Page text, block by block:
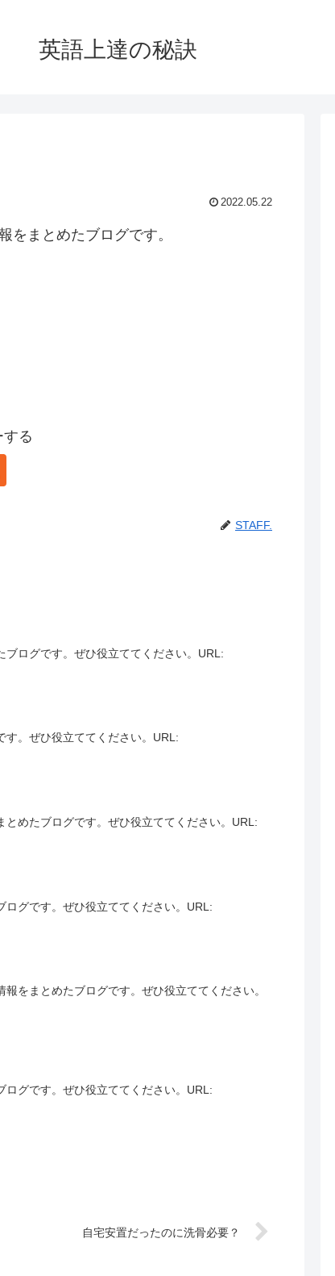
英語上達の秘訣
2022.05.22
をまとめたブログです。
する
STAFF.
ブログです。ぜひ役立ててください。URL:
す。ぜひ役立ててください。URL:
とめたブログです。ぜひ役立ててください。URL:
ログです。ぜひ役立ててください。URL:
をまとめたブログです。ぜひ役立ててください。
ログです。ぜひ役立ててください。URL:
自宅安置だったのに洗骨必要？